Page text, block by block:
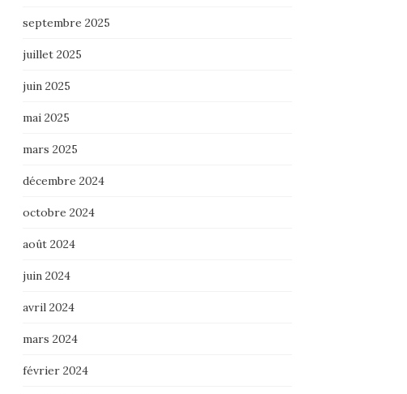
septembre 2025
juillet 2025
juin 2025
mai 2025
mars 2025
décembre 2024
octobre 2024
août 2024
juin 2024
avril 2024
mars 2024
février 2024